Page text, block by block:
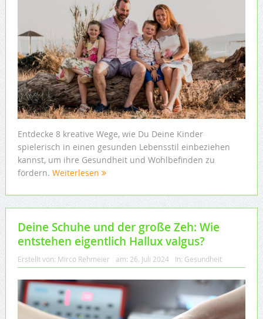
Entdecke 8 kreative Wege, wie Du Deine Kinder
spielerisch in einen gesunden Lebensstil einbeziehen
kannst, um ihre Gesundheit und Wohlbefinden zu
fördern. Weiterlesen
Deine Schuhe und der große Zeh: Wie
entstehen eigentlich Hallux valgus?
Erstellt von: Mirco Rehmeier am: 26. Juli 2024 In: Gesundheit